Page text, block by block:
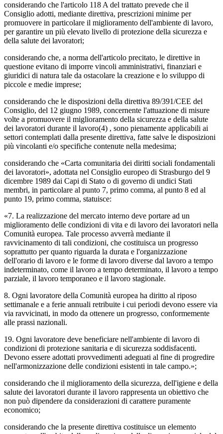
considerando che l'articolo 118 A del trattato prevede che il
Consiglio adotti, mediante direttiva, prescrizioni minime per
promuovere in particolare il miglioramento dell'ambiente di lavoro,
per garantire un più elevato livello di protezione della sicurezza e
della salute dei lavoratori;
considerando che, a norma dell'articolo precitato, le direttive in
questione evitano di imporre vincoli amministrativi, finanziari e
giuridici di natura tale da ostacolare la creazione e lo sviluppo di
piccole e medie imprese;
considerando che le disposizioni della direttiva 89/391/CEE del
Consiglio, del 12 giugno 1989, concernente l'attuazione di misure
volte a promuovere il miglioramento della sicurezza e della salute
dei lavoratori durante il lavoro(4) , sono pienamente applicabili ai
settori contemplati dalla presente direttiva, fatte salve le disposizioni
più vincolanti e/o specifiche contenute nella medesima;
considerando che «Carta comunitaria dei diritti sociali fondamentali
dei lavoratori», adottata nel Consiglio europeo di Strasburgo del 9
dicembre 1989 dai Capi di Stato o di governo di undici Stati
membri, in particolare al punto 7, primo comma, al punto 8 ed al
punto 19, primo comma, statuisce:
«7. La realizzazione del mercato interno deve portare ad un
miglioramento delle condizioni di vita e di lavoro dei lavoratori nella
Comunità europea. Tale processo avverrà mediante il
ravvicinamento di tali condizioni, che costituisca un progresso
soprattutto per quanto riguarda la durata e l'organizzazione
dell'orario di lavoro e le forme di lavoro diverse dal lavoro a tempo
indeterminato, come il lavoro a tempo determinato, il lavoro a tempo
parziale, il lavoro temporaneo e il lavoro stagionale.
8. Ogni lavoratore della Comunità europea ha diritto al riposo
settimanale e a ferie annuali retribuite i cui periodi devono essere via
via ravvicinati, in modo da ottenere un progresso, conformemente
alle prassi nazionali.
19. Ogni lavoratore deve beneficiare nell'ambiente di lavoro di
condizioni di protezione sanitaria e di sicurezza soddisfacenti.
Devono essere adottati provvedimenti adeguati al fine di progredire
nell'armonizzazione delle condizioni esistenti in tale campo.»;
considerando che il miglioramento della sicurezza, dell'igiene e della
salute dei lavoratori durante il lavoro rappresenta un obiettivo che
non può dipendere da considerazioni di carattere puramente
economico;
considerando che la presente direttiva costituisce un elemento